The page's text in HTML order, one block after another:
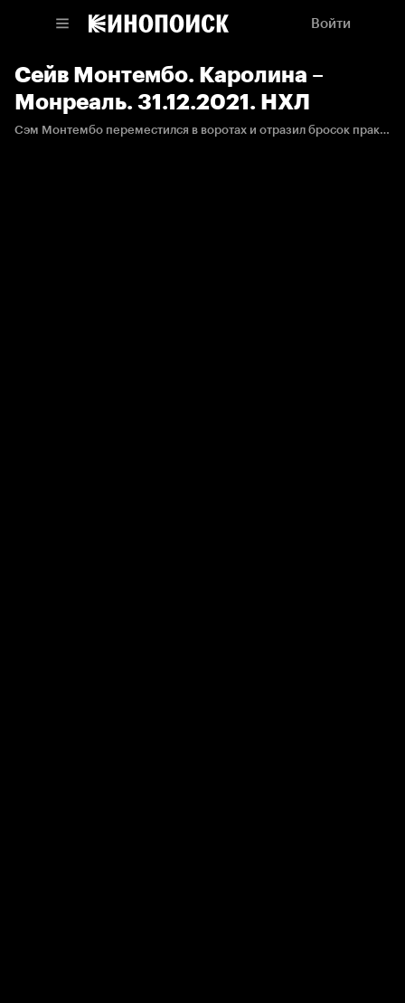
Войти
Сейв Монтембо. Каролина –
Монреаль. 31.12.2021. НХЛ
Сэм Монтембо переместился в воротах и отразил бросок практически в упорю